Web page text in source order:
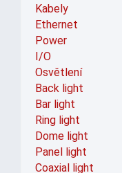
Kabely
Ethernet
Power
I/O
Osvětlení
Back light
Bar light
Ring light
Dome light
Panel light
Coaxial light